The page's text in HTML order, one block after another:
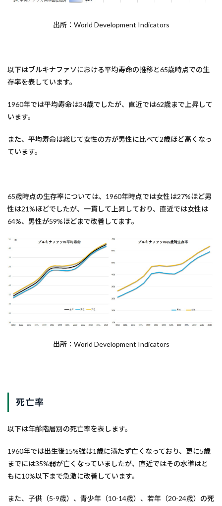
出所：World Development Indicators
以下はブルキナファソにおける平均寿命の推移と65歳時点での生
存率を表しています。
1960年では平均寿命は34歳でしたが、直近では62歳まで上昇して
います。
また、平均寿命は総じて女性の方が男性に比べて2歳ほど高くなっ
ています。
65歳時点の生存率については、1960年時点では女性は27%ほど男
性は21%ほどでしたが、一貫して上昇しており、直近では女性は
64%、男性が59%ほどまで改善してます。
出所：World Development Indicators
死亡率
以下は年齢階層別の死亡率を表します。
1960年では出生後15%強は1歳に満たず亡くなっており、更に5歳
までには35%弱が亡くなっていましたが、直近ではその水準はと
もに10%以下まで急激に改善しています。
また、子供（5-9歳）、青少年（10-14歳）、若年（20-24歳）の死